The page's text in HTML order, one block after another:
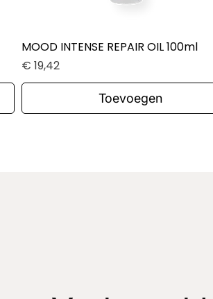
Snel overzicht
MOOD INTENSE REPAIR OIL 100ml
Prijs
€ 19,42
Toevoegen